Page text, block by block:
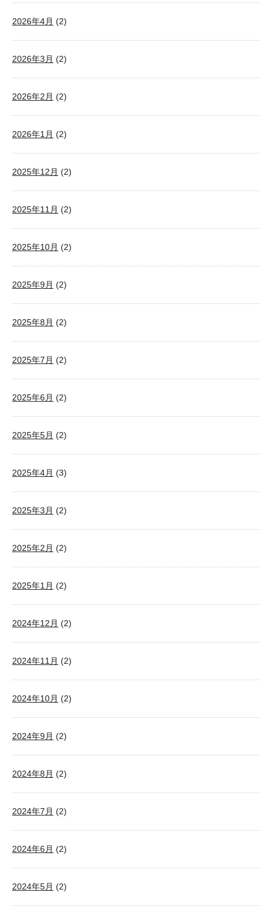
2026年4月 (2)
2026年3月 (2)
2026年2月 (2)
2026年1月 (2)
2025年12月 (2)
2025年11月 (2)
2025年10月 (2)
2025年9月 (2)
2025年8月 (2)
2025年7月 (2)
2025年6月 (2)
2025年5月 (2)
2025年4月 (3)
2025年3月 (2)
2025年2月 (2)
2025年1月 (2)
2024年12月 (2)
2024年11月 (2)
2024年10月 (2)
2024年9月 (2)
2024年8月 (2)
2024年7月 (2)
2024年6月 (2)
2024年5月 (2)